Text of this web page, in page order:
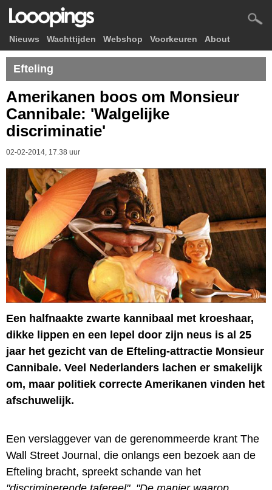
Nieuws Wachttijden Webshop Voorkeuren About
Efteling
Amerikanen boos om Monsieur
Cannibale: 'Walgelijke
discriminatie'
02-02-2014, 17.38 uur
Een halfnaakte zwarte kannibaal met kroeshaar,
dikke lippen en een lepel door zijn neus is al 25
jaar het gezicht van de Efteling-attractie Monsieur
Cannibale. Veel Nederlanders lachen er smakelijk
om, maar politiek correcte Amerikanen vinden het
afschuwelijk.
Een verslaggever van de gerenommeerde krant The
Wall Street Journal, die onlangs een bezoek aan de
Efteling bracht, spreekt schande van het